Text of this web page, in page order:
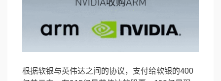
根据软银与英伟达之间的协议，支付给软银的400